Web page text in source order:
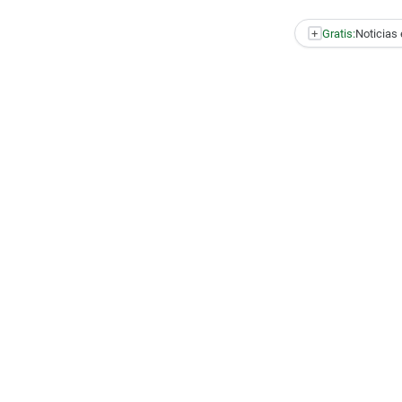
+ Gratis:Noticias